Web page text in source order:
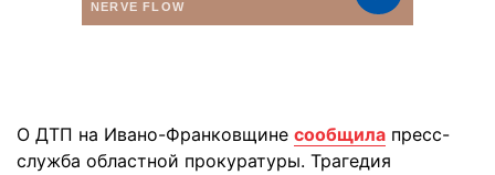
О ДТП на Ивано-Франковщине сообщила пресс-
служба областной прокуратуры. Трагедия